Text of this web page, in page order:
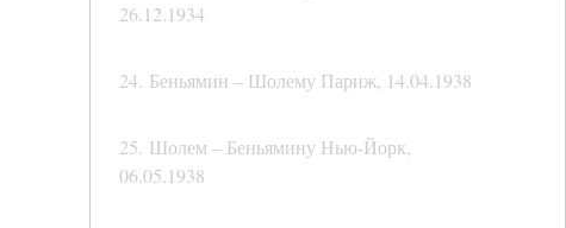
26.12.1934
24. Беньямин – Шолему Париж, 14.04.1938
25. Шолем – Беньямину Нью-Йорк,
06.05.1938